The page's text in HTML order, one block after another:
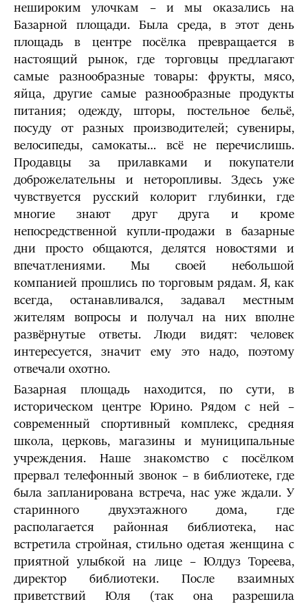
нешироким улочкам – и мы оказались на
Базарной площади. Была среда, в этот день
площадь в центре посёлка превращается в
настоящий рынок, где торговцы предлагают
самые разнообразные товары: фрукты, мясо,
яйца, другие самые разнообразные продукты
питания; одежду, шторы, постельное бельё,
посуду от разных производителей; сувениры,
велосипеды, самокаты… всё не перечислишь.
Продавцы за прилавками и покупатели
доброжелательны и неторопливы. Здесь уже
чувствуется русский колорит глубинки, где
многие знают друг друга и кроме
непосредственной купли-продажи в базарные
дни просто общаются, делятся новостями и
впечатлениями. Мы своей небольшой
компанией прошлись по торговым рядам. Я, как
всегда, останавливался, задавал местным
жителям вопросы и получал на них вполне
развёрнутые ответы. Люди видят: человек
интересуется, значит ему это надо, поэтому
отвечали охотно.
Базарная площадь находится, по сути, в
историческом центре Юрино. Рядом с ней –
современный спортивный комплекс, средняя
школа, церковь, магазины и муниципальные
учреждения. Наше знакомство с посёлком
прервал телефонный звонок – в библиотеке, где
была запланирована встреча, нас уже ждали. У
старинного двухэтажного дома, где
располагается районная библиотека, нас
встретила стройная, стильно одетая женщина с
приятной улыбкой на лице – Юлдуз Тореева,
директор библиотеки. После взаимных
приветствий Юля (так она разрешила